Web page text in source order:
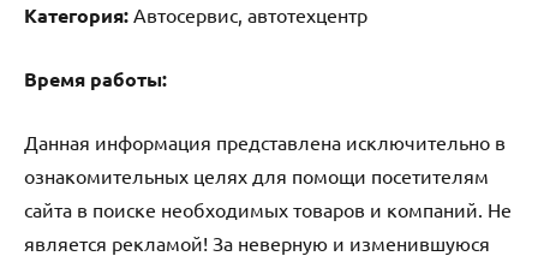
Категория: Автосервис, автотехцентр
Время работы:
Данная информация представлена исключительно в
ознакомительных целях для помощи посетителям
сайта в поиске необходимых товаров и компаний. Не
является рекламой! За неверную и изменившуюся